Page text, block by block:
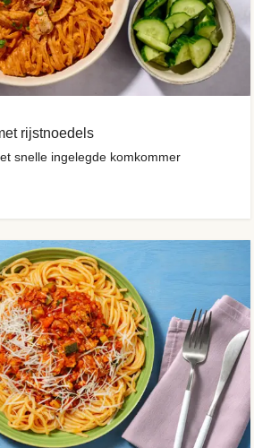
rijstnoedels
snelle ingelegde komkommer